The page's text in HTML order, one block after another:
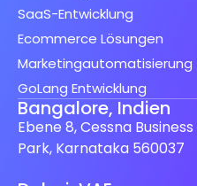
SaaS-Entwicklung
Ecommerce Lösungen
Marketingautomatisierung
GoLang Entwicklung
Bangalore, Indien
Ebene 8, Cessna Business
Park, Karnataka 560037